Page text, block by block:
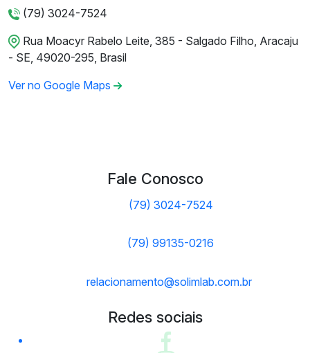
(79) 3024-7524
Rua Moacyr Rabelo Leite, 385 - Salgado Filho, Aracaju
- SE, 49020-295, Brasil
Ver no Google Maps
Fale Conosco
(79) 3024-7524
(79) 99135-0216
relacionamento@solimlab.com.br
Redes sociais